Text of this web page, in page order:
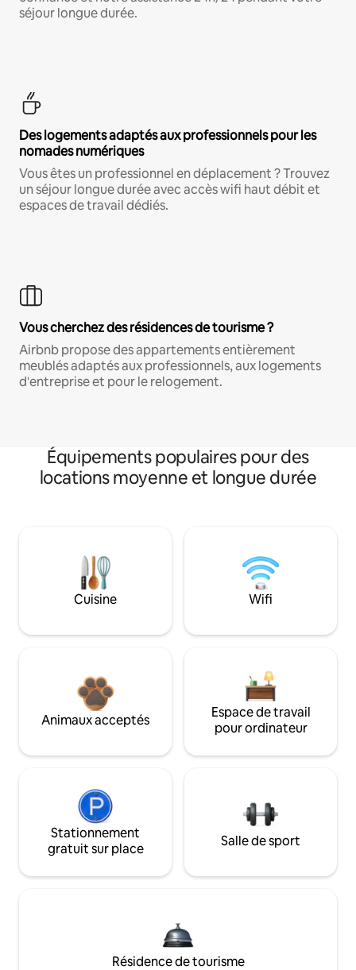
séjour longue durée.
Des logements adaptés aux professionnels pour les
nomades numériques
Vous êtes un professionnel en déplacement ? Trouvez
un séjour longue durée avec accès wifi haut débit et
espaces de travail dédiés.
Vous cherchez des résidences de tourisme ?
Airbnb propose des appartements entièrement
meublés adaptés aux professionnels, aux logements
d'entreprise et pour le relogement.
Équipements populaires pour des
locations moyenne et longue durée
Cuisine Wifi
Animaux acceptés
Espace de travail
pour ordinateur
Stationnement
gratuit sur place
Salle de sport
Résidence de tourisme